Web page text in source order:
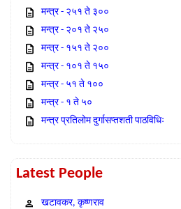
मन्त्र - २५१ ते ३००
मन्त्र - २०१ ते २५०
मन्त्र - १५१ ते २००
मन्त्र - १०१ ते १५०
मन्त्र - ५१ ते १००
मन्त्र - १ ते ५०
मन्त्र प्रतिलोम दुर्गासप्तशती पाठविधिः
Latest People
खटावकर, कृष्णराव